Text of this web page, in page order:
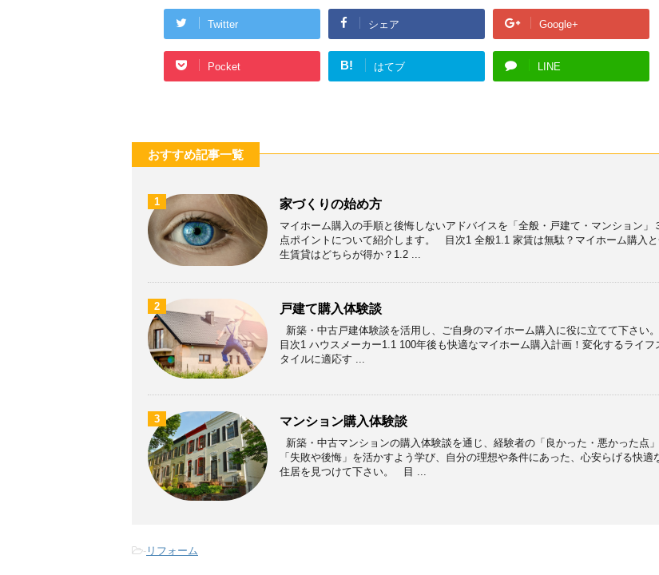
Twitter シェア Google+
Pocket B! はてブ LINE
おすすめ記事一覧
1 家づくりの始め方
マイホーム購入の手順と後悔しないアドバイスを「全般・戸建て・マンション」
点ポイントについて紹介します。 目次1 全般1.1 家賃は無駄？マイホーム購入
生賃貸はどちらが得か？1.2 ...
2 戸建て購入体験談
新築・中古戸建体験談を活用し、ご自身のマイホーム購入に役に立てて下さい
目次1 ハウスメーカー1.1 100年後も快適なマイホーム購入計画！変化するライフ
タイルに適応す ...
3 マンション購入体験談
新築・中古マンションの購入体験談を通じ、経験者の「良かった・悪かった点」
「失敗や後悔」を活かすよう学び、自分の理想や条件にあった、心安らげる快適
住居を見つけて下さい。 目 ...
- リフォーム